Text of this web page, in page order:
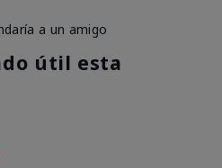
a un amigo
útil esta